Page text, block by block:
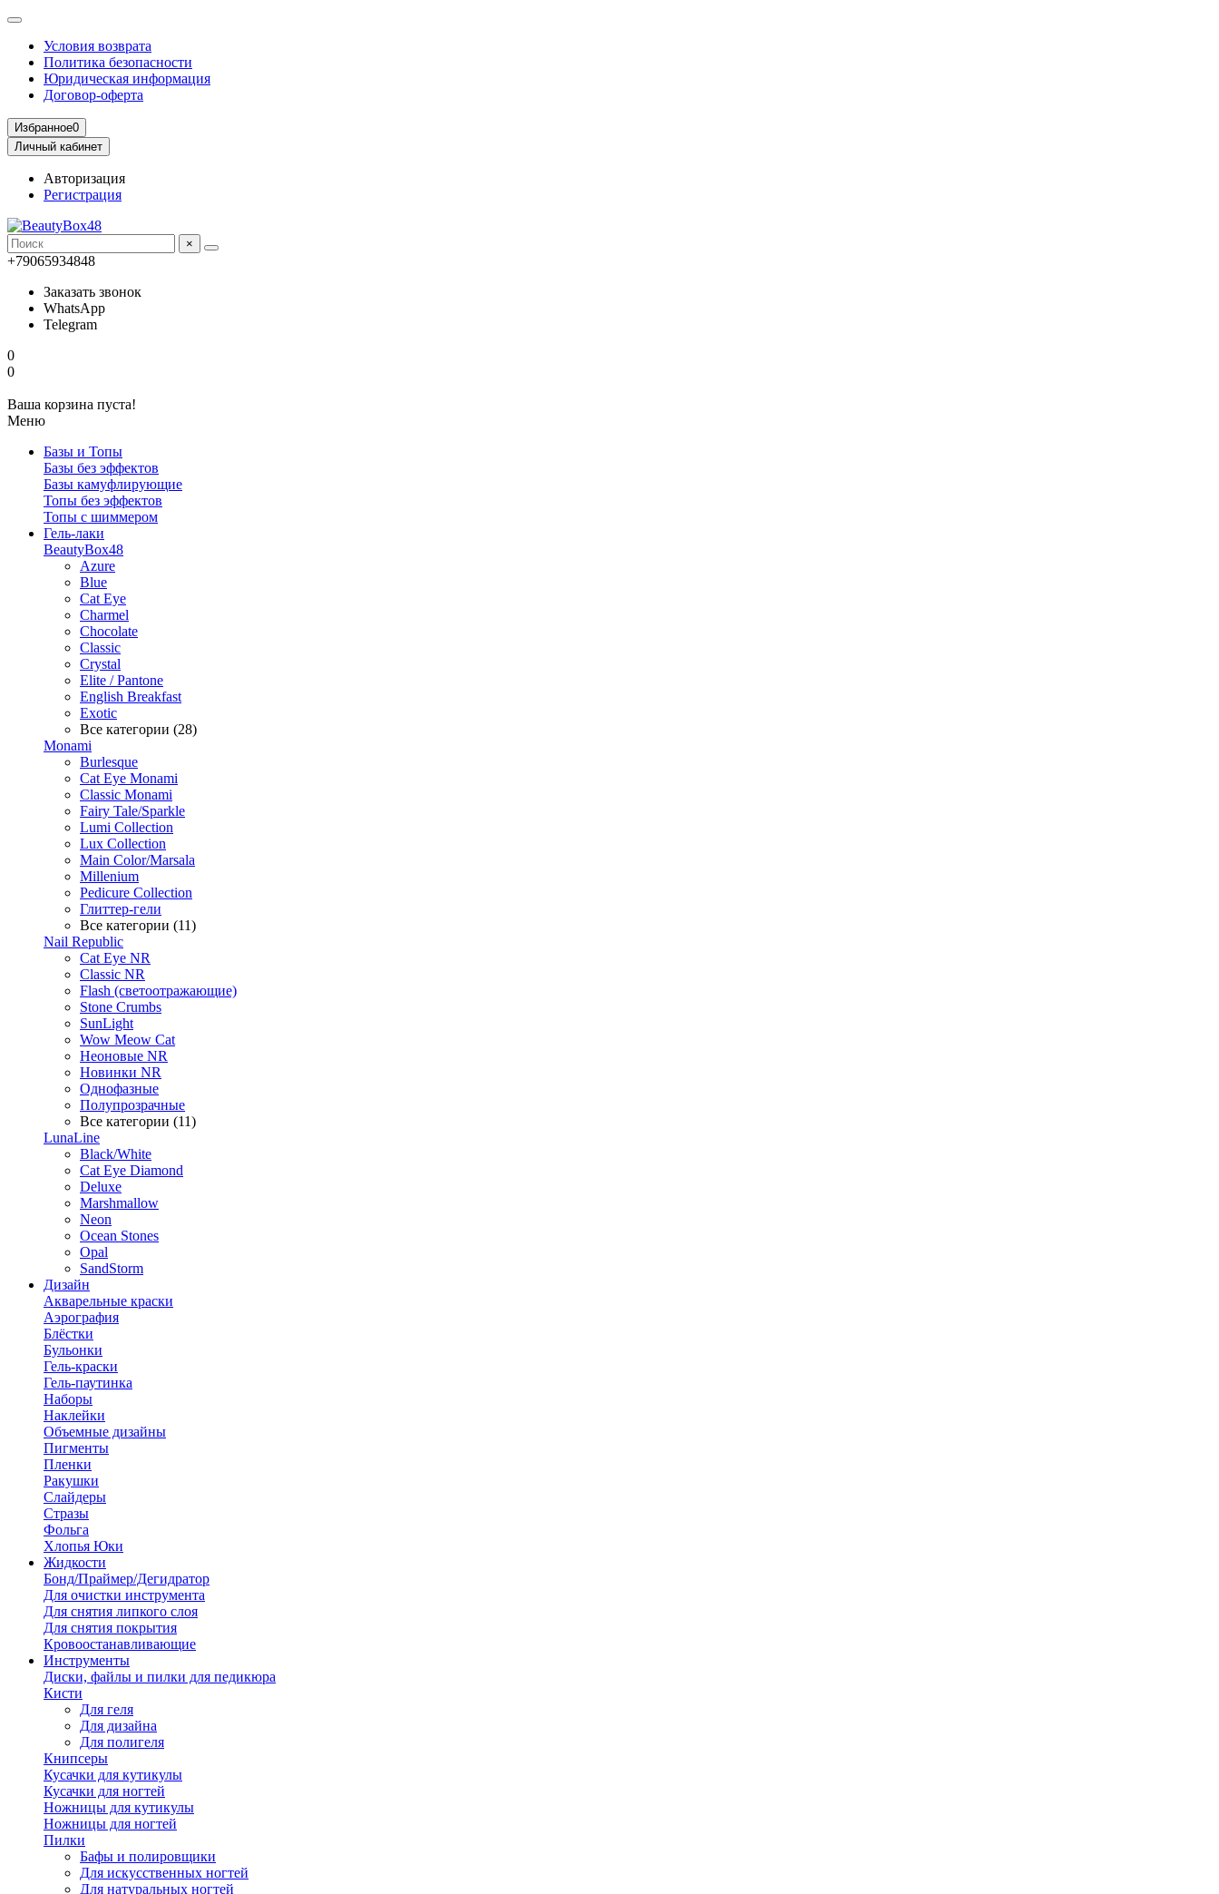
Условия возврата
Политика безопасности
Юридическая информация
Договор-оферта
Избранное0
Личный кабинет
Авторизация
Регистрация
×
+79065934848
Заказать звонок
WhatsApp
Telegram
0
0
Ваша корзина пуста!
Меню
Базы и Топы
Базы без эффектов
Базы камуфлирующие
Топы без эффектов
Топы с шиммером
Гель-лаки
BeautyBox48
Azure
Blue
Cat Eye
Charmel
Chocolate
Classic
Crystal
Elite / Pantone
English Breakfast
Exotic
Все категории (28)
Monami
Burlesque
Cat Eye Monami
Classic Monami
Fairy Tale/Sparkle
Lumi Collection
Lux Collection
Main Color/Marsala
Millenium
Pedicure Collection
Глиттер-гели
Все категории (11)
Nail Republic
Cat Eye NR
Classic NR
Flash (светоотражающие)
Stone Crumbs
SunLight
Wow Meow Cat
Неоновые NR
Новинки NR
Однофазные
Полупрозрачные
Все категории (11)
LunaLine
Black/White
Cat Eye Diamond
Deluxe
Marshmallow
Neon
Ocean Stones
Opal
SandStorm
Дизайн
Акварельные краски
Аэрография
Блёстки
Бульонки
Гель-краски
Гель-паутинка
Наборы
Наклейки
Объемные дизайны
Пигменты
Пленки
Ракушки
Слайдеры
Стразы
Фольга
Хлопья Юки
Жидкости
Бонд/Праймер/Дегидратор
Для очистки инструмента
Для снятия липкого слоя
Для снятия покрытия
Кровоостанавливающие
Инструменты
Диски, файлы и пилки для педикюра
Кисти
Для геля
Для дизайна
Для полигеля
Книпсеры
Кусачки для кутикулы
Кусачки для ногтей
Ножницы для кутикулы
Ножницы для ногтей
Пилки
Бафы и полировщики
Для искусственных ногтей
Для натуральных ногтей